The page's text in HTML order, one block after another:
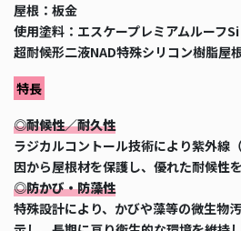
屋根：板金
使用塗料：エスケープレミアムルーフSi
超耐候形二液NAD特殊シリコン樹脂屋
特長
◎耐候性／耐久性
ラジカルコントール技術により紫外線
因から屋根材を保護し、優れた耐候性を
◎防かび・防藻性
特殊設計により、かびや藻等の微生物